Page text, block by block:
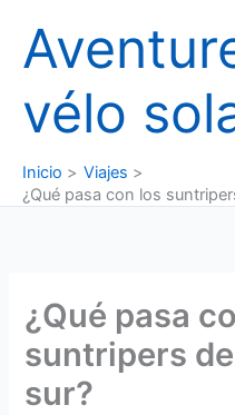
contenido
vélo
Inicio
Viajes
¿Qué pasa con los
¿Qué pasa
suntripers
sur?